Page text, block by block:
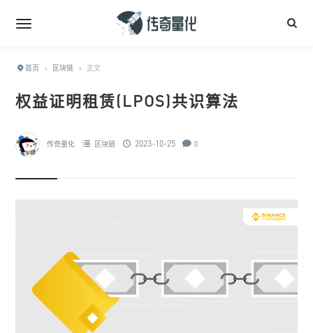
首页 › 区块链 › 正文
权益证明租赁(LPOS)共识算法
传奇量化 区块链 2023-10-25 0